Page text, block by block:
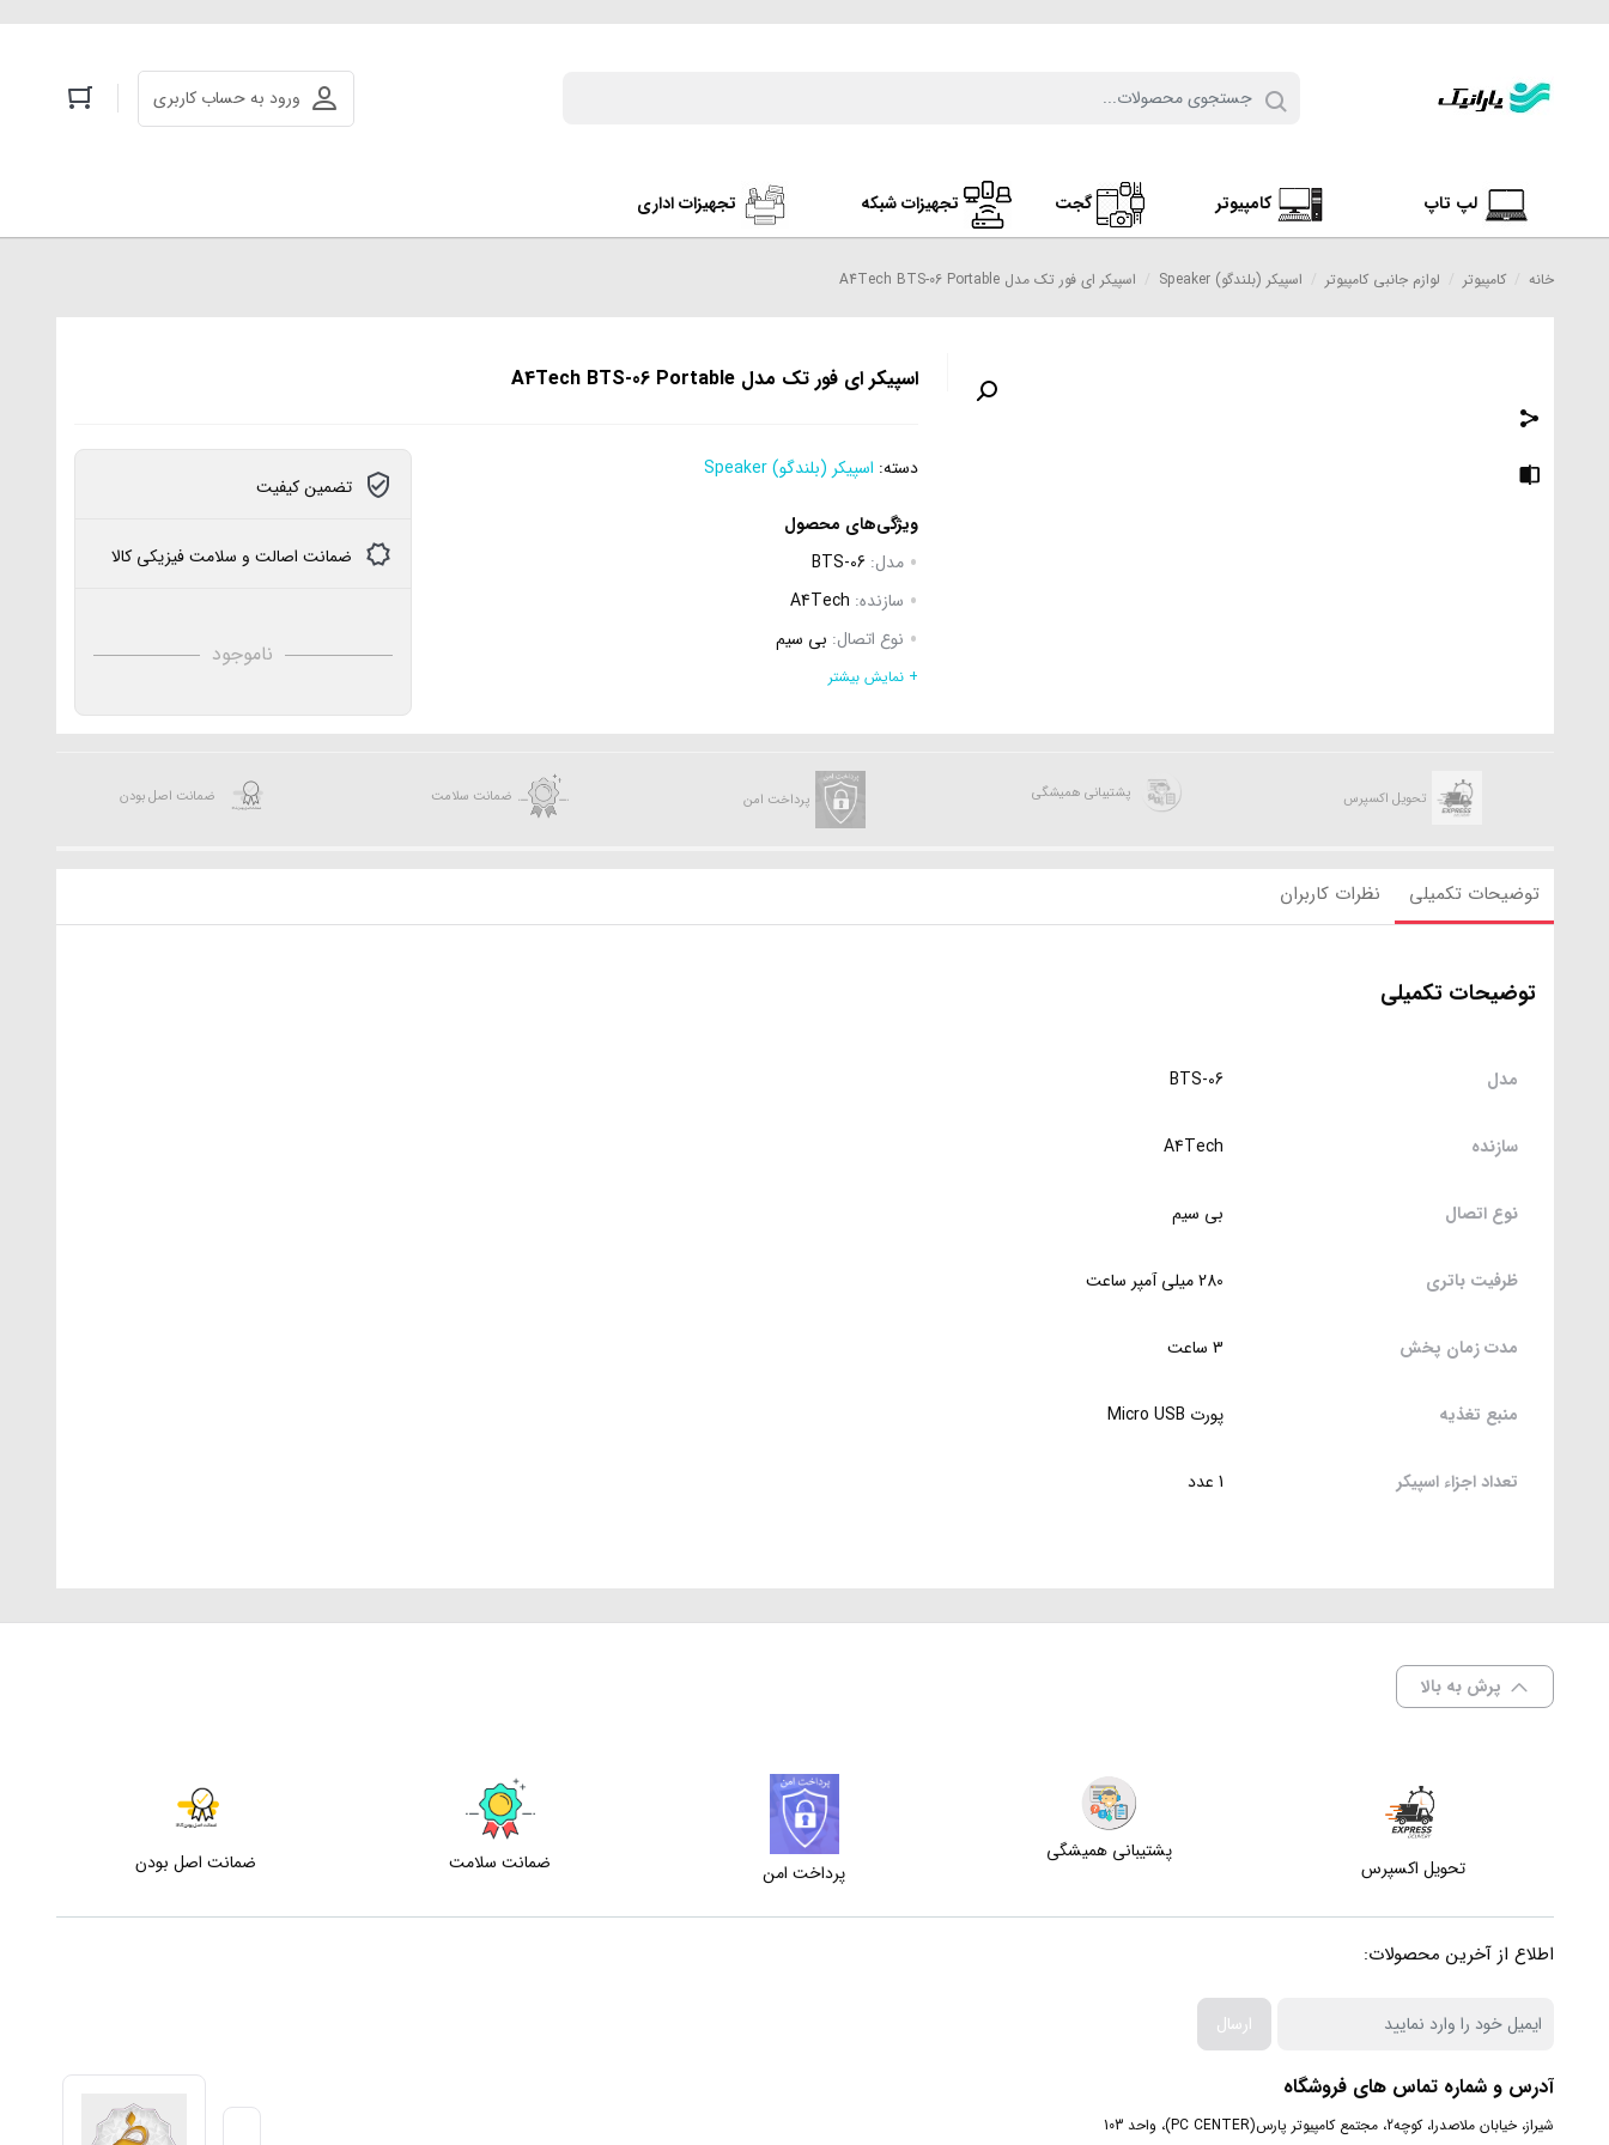
ورود به حساب کاربری
لپ تاپ کامپیوتر گجت تجهیزات شبکه تجهیزات اداری
خانه کامپیوتر لوازم جانبی کامپیوتر اسپیکر (بلندگو) Speaker اسپیکر ای فور تک مدل A4Tech BTS-06 Portable
اسپیکر ای فور تک مدل A4Tech BTS-06 Portable
دسته: اسپیکر (بلندگو) Speaker
ویژگی‌های محصول
مدل: BTS-06
سازنده: A4Tech
نوع اتصال: بی سیم
ظرفیت باتری:
تعداد اجزاء اسپیکر:1 عدد
+ نمایش بیشتر
تضمین کیفیت
ضمانت اصالت و سلامت فیزیکی کالا
ناموجود
تحویل اکسپرس پشتیبانی همیشگی پرداخت امن ضمانت سلامت ضمانت اصل بودن
توضیحات تکمیلی نظرات کاربران
توضیحات تکمیلی
مدل BTS-06
سازنده A4Tech
نوع اتصال بی سیم
ظرفیت باتری 280 میلی آمپر ساعت
مدت زمان پخش 3 ساعت
منبع تغذیه پورت Micro USB
تعداد اجزاء اسپیکر 1 عدد
پرش به بالا
تحویل اکسپرس
پشتیبانی همیشگی
پرداخت امن
ضمانت سلامت ضمانت اصل بودن
اطلاع از آخرین محصولات:
ارسال
آدرس و شماره تماس های فروشگاه
شیراز، خیابان ملاصدرا، کوچه2، مجتمع کامپیوتر پارس(PC CENTER)، واحد 103